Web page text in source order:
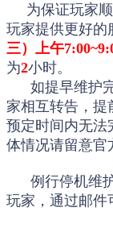
为保证玩家顺
玩家提供更好的
三）上午
为2小时。
如提早维护完
家相互转告，提
预定时间内无法
体情况请留意官
例行停机维护
玩家，通过邮件